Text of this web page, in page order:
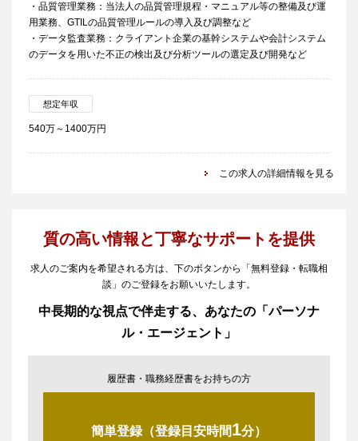
・品質管理業務：当法人の品質管理規程・マニュアル等の整備及び運
用業務、GTILの品質管理ルールの導入及び調整など
・データ監査業務：クライアント企業の基幹システムや会計システム
のデータを用いた不正の検出及び分析ツールの選定及び開発など
想定年収
540万～1400万円
この求人の詳細情報を見る
質の高い情報と丁寧なサポートを提供
求人のご案内を希望される方は、下のボタンから「無料登録・転職相
談」のご登録をお願いいたします。
中長期的な視点で伴走する、あなたの「パーソナ
ル・エージェント」
履歴書・職務経歴書をお持ちの方
簡単登録（登録目安時間1分）